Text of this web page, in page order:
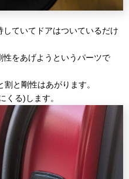
ていてドアはついているだけ
性をあげようというパーツで
と剛性はあがります。
くる)します。